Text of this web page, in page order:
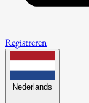
Registreren
Nederlands